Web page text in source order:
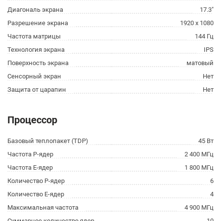
Диагональ экрана
17.3"
Разрешение экрана
1920 x 1080
Частота матрицы
144 Гц
Технология экрана
IPS
Поверхность экрана
матовый
Сенсорный экран
Нет
Защита от царапин
Нет
Процессор
Базовый теплопакет (TDP)
45 Вт
Частота P-ядер
2 400 МГц
Частота E-ядер
1 800 МГц
Количество P-ядер
6
Количество E-ядер
4
Максимальная частота
4 900 МГц